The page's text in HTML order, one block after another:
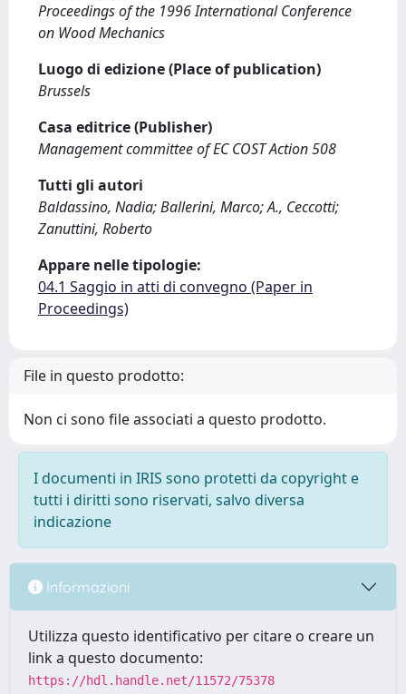
Proceedings of the 1996 International Conference
on Wood Mechanics
Luogo di edizione (Place of publication)
Brussels
Casa editrice (Publisher)
Management committee of EC COST Action 508
Tutti gli autori
Baldassino, Nadia; Ballerini, Marco; A., Ceccotti;
Zanuttini, Roberto
Appare nelle tipologie:
04.1 Saggio in atti di convegno (Paper in
Proceedings)
File in questo prodotto:
Non ci sono file associati a questo prodotto.
I documenti in IRIS sono protetti da copyright e
tutti i diritti sono riservati, salvo diversa
indicazione
Informazioni
Utilizza questo identificativo per citare o creare un
link a questo documento:
https://hdl.handle.net/11572/75378